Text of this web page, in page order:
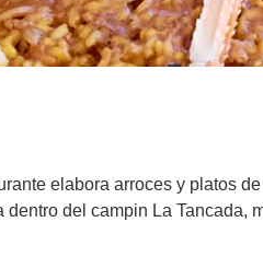
elabora arroces y platos
dentro del campin La Tancada,